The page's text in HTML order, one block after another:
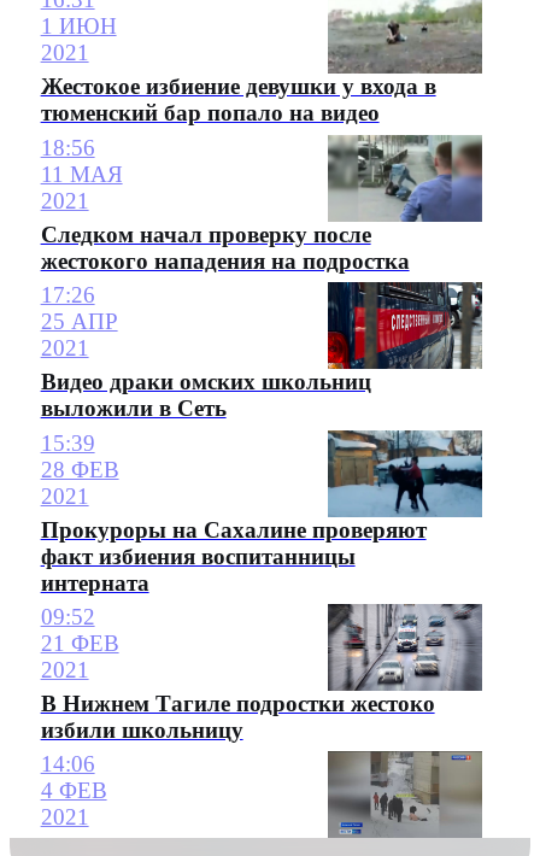
1 ИЮН
2021
Жестокое избиение девушки у входа в
тюменский бар попало на видео
18:56
11 МАЯ
2021
Следком начал проверку после
жестокого нападения на подростка
17:26
25 АПР
2021
Видео драки омских школьниц
выложили в Сеть
15:39
28 ФЕВ
2021
Прокуроры на Сахалине проверяют
факт избиения воспитанницы
интерната
09:52
21 ФЕВ
2021
В Нижнем Тагиле подростки жестоко
избили школьницу
14:06
4 ФЕВ
2021